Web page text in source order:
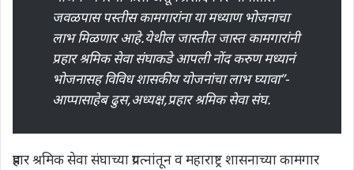
जवळपास पस्तीस कामगारांना या मध्याण भोजनाचा
लाभ मिळणार आहे.येथील जास्तीत जास्त कामगारांनी
प्रहार श्रमिक सेवा संघाकडे आपली नोंद करुण मध्यानं
भोजनासह विविध शासकीय योजनांचा लाभ घ्यावा”-
आप्पासाहेब ढुस,अध्यक्ष,प्रहार श्रमिक सेवा संघ.
प्रहार श्रमिक सेवा संघाच्या प्रयत्नांतून व महाराष्ट्र शासनाच्या कामगार